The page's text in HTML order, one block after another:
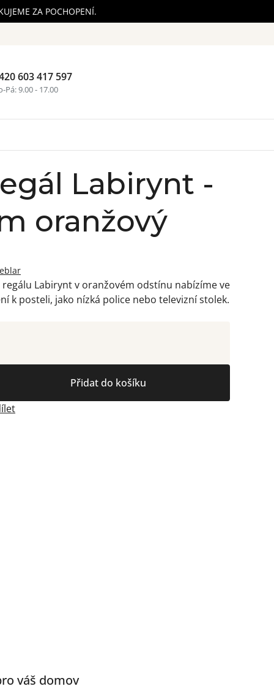
ZA POCHOPENÍ.
603 417 597
Pá: 9.00 - 17.00
Labirynt -
oranžový
Přidat do košíku
regálu Labirynt v oranžovém odstínu nabízíme ve
k posteli, jako nízká police nebo televizní stolek.
váš domov